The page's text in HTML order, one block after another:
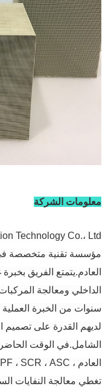
معلومات الشركة
مؤسسة تقنية متخصصة في
العادم.يتمتع الفريق
الداخلي ومعالجة
سنوات من الخبرة العملية
لديهم القدرة على تصميم
الشامل.في الوقت
تغطي معالجة النفايات